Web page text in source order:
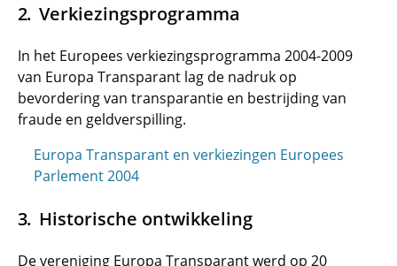
Verkiezingsprogramma
In het Europees verkiezingsprogramma 2004-2009
van Europa Transparant lag de nadruk op
bevordering van transparantie en bestrijding van
fraude en geldverspilling.
Europa Transparant en verkiezingen Europees
Parlement 2004
Historische ontwikkeling
De vereniging Europa Transparant werd op 20